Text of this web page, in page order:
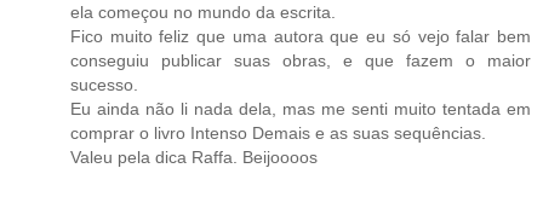
ela começou no mundo da escrita.
Fico muito feliz que uma autora que eu só vejo falar bem
conseguiu publicar suas obras, e que fazem o maior
sucesso.
Eu ainda não li nada dela, mas me senti muito tentada em
comprar o livro Intenso Demais e as suas sequências.
Valeu pela dica Raffa. Beijoooos